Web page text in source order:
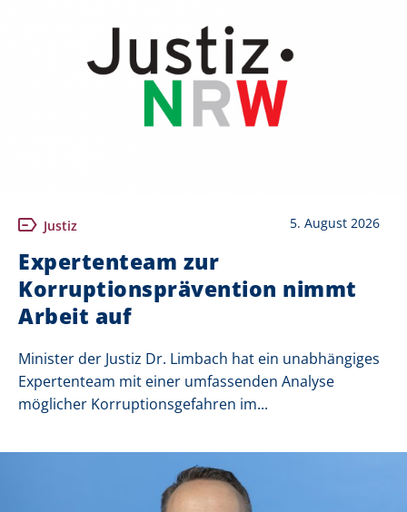
Justiz 5. August 2026
Expertenteam zur
Korruptionsprävention nimmt
Arbeit auf
Minister der Justiz Dr. Limbach hat ein unabhängiges
Expertenteam mit einer umfassenden Analyse
möglicher Korruptionsgefahren im...